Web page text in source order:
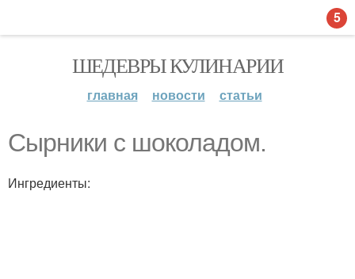
ШЕДЕВРЫ КУЛИНАРИИ
главная новости статьи
Сырники с шоколадом.
Ингредиенты:
5